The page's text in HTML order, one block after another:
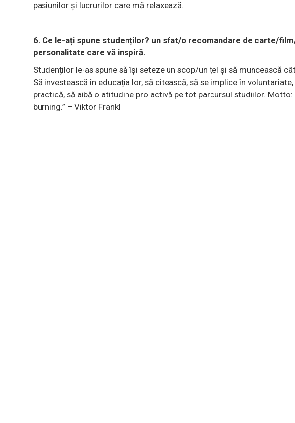
pasiunilor și lucrurilor care mă relaxează.
6. Ce le-ați spune studenților? un sfat/o recomandare de carte/
personalitate care vă inspiră.
Studenților le-as spune să își seteze un scop/un țel și să muncească
Să investească în educația lor, să citească, să se implice în
practică, să aibă o atitudine pro activă pe tot parcursul studiilor.
burning.” – Viktor Frankl